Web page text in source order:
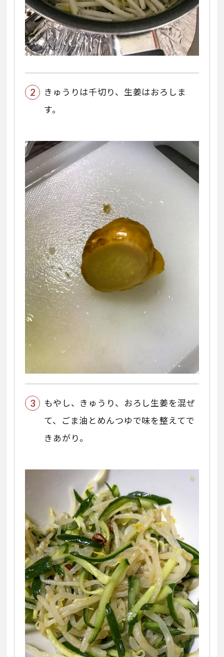
きゅうりは千切り、生姜はおろしま
す。
もやし、きゅうり、おろし生姜を混ぜ
て、ごま油とめんつゆで味を整えてで
きあがり。